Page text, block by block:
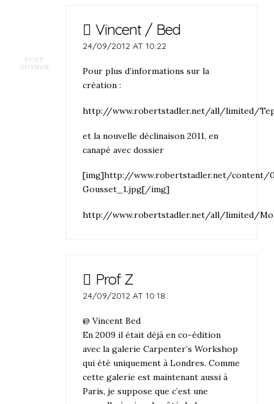
POST
AUTHOR
Vincent / Bed
24/09/2012 AT 10:22
Pour plus d’informations sur la
création :
http://www.robertstadler.net/all/limited/
et la nouvelle déclinaison 2011, en
canapé avec dossier
[img]http://www.robertstadler.net/content/
Gousset_1.jpg[/img]
http://www.robertstadler.net/all/limited/
Prof Z
24/09/2012 AT 10:18
@ Vincent Bed
En 2009 il était déjà en co-édition
avec la galerie Carpenter’s Workshop
qui été uniquement à Londres. Comme
cette galerie est maintenant aussi à
Paris, je suppose que c’est une